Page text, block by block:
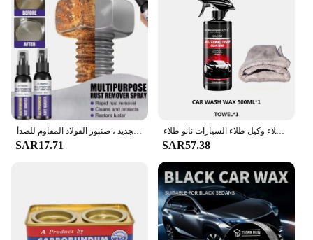
SAR17.71
السيارات السيراميك نانو طلاء السائل معطف نانو مسعور طبقة تلميع الطلاء طلاء وكيل طلاء السيارات نانو طلاء
SAR57.38